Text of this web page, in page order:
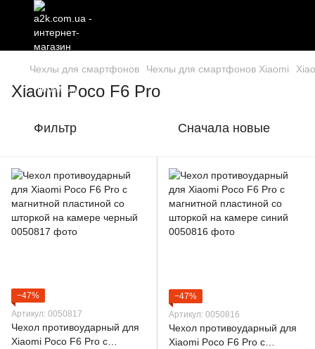
Чехлы для смартфонов Чехлы для смартфонов Xiaomi
Xiaomi Poco F6 Pro
Фильтр Сначала новые
−47%
Артикул: 0050817
Чехол противоударный для
Xiaomi Poco F6 Pro с
−47%
Артикул: 0050816
Чехол противоударный для
Xiaomi Poco F6 Pro с